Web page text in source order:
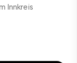
Innkreis